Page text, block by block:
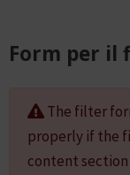
Form per il
The filter
properly if the
content section